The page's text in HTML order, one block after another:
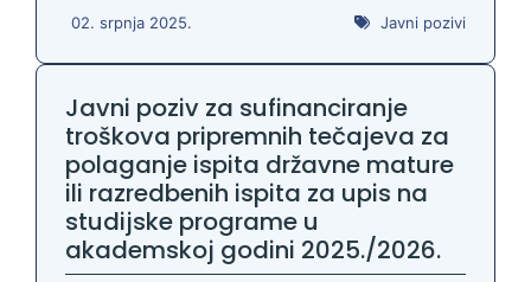
02. srpnja 2025. Javni pozivi
Javni poziv za sufinanciranje
troškova pripremnih tečajeva za
polaganje ispita državne mature
ili razredbenih ispita za upis na
studijske programe u
akademskoj godini 2025./2026.